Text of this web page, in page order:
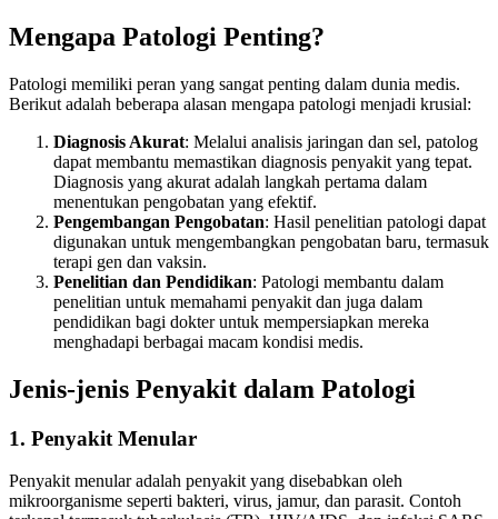
Mengapa Patologi Penting?
Patologi memiliki peran yang sangat penting dalam dunia medis.
Berikut adalah beberapa alasan mengapa patologi menjadi krusial:
Diagnosis Akurat: Melalui analisis jaringan dan sel, patolog
dapat membantu memastikan diagnosis penyakit yang tepat.
Diagnosis yang akurat adalah langkah pertama dalam
menentukan pengobatan yang efektif.
Pengembangan Pengobatan: Hasil penelitian patologi dapat
digunakan untuk mengembangkan pengobatan baru, termasuk
terapi gen dan vaksin.
Penelitian dan Pendidikan: Patologi membantu dalam
penelitian untuk memahami penyakit dan juga dalam
pendidikan bagi dokter untuk mempersiapkan mereka
menghadapi berbagai macam kondisi medis.
Jenis-jenis Penyakit dalam Patologi
1. Penyakit Menular
Penyakit menular adalah penyakit yang disebabkan oleh
mikroorganisme seperti bakteri, virus, jamur, dan parasit. Contoh